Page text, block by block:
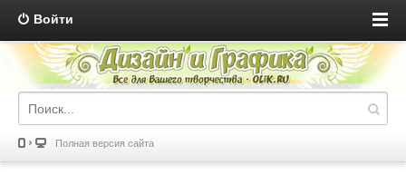
Войти
Полная версия сайта